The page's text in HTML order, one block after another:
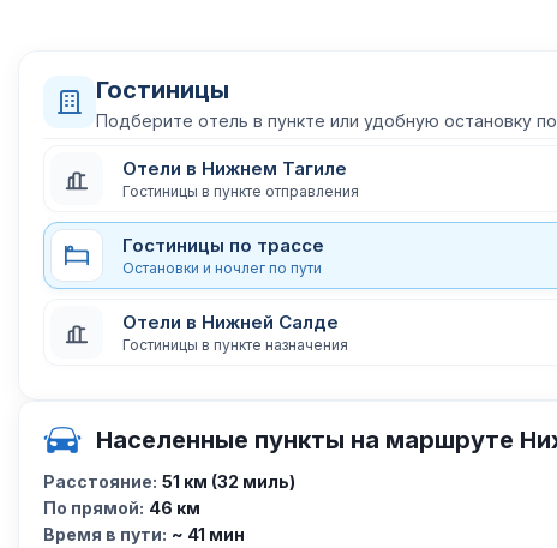
Гостиницы
Подберите отель в пункте или удобную остановку
Отели в Нижнем Тагиле
Гостиницы в пункте отправления
Гостиницы по трассе
Остановки и ночлег по пути
Отели в Нижней Салде
Гостиницы в пункте назначения
Населенные пункты на маршруте
Расстояние: 51 км (32 миль)
По прямой: 46 км
Время в пути: ~ 41 мин